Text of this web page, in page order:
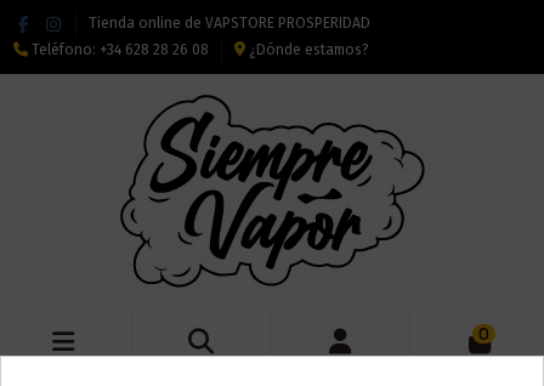
Tienda online de VAPSTORE PROSPERIDAD
Teléfono: +34 628 28 26 08 ¿Dónde estamos?
0